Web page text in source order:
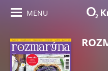
MENU